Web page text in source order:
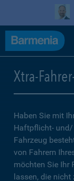
Xtra-
Haben Sie mit
Haftpflicht- und/
Fahrzeug
von Fahrern
möchten Sie Ihr
lassen, die nicht